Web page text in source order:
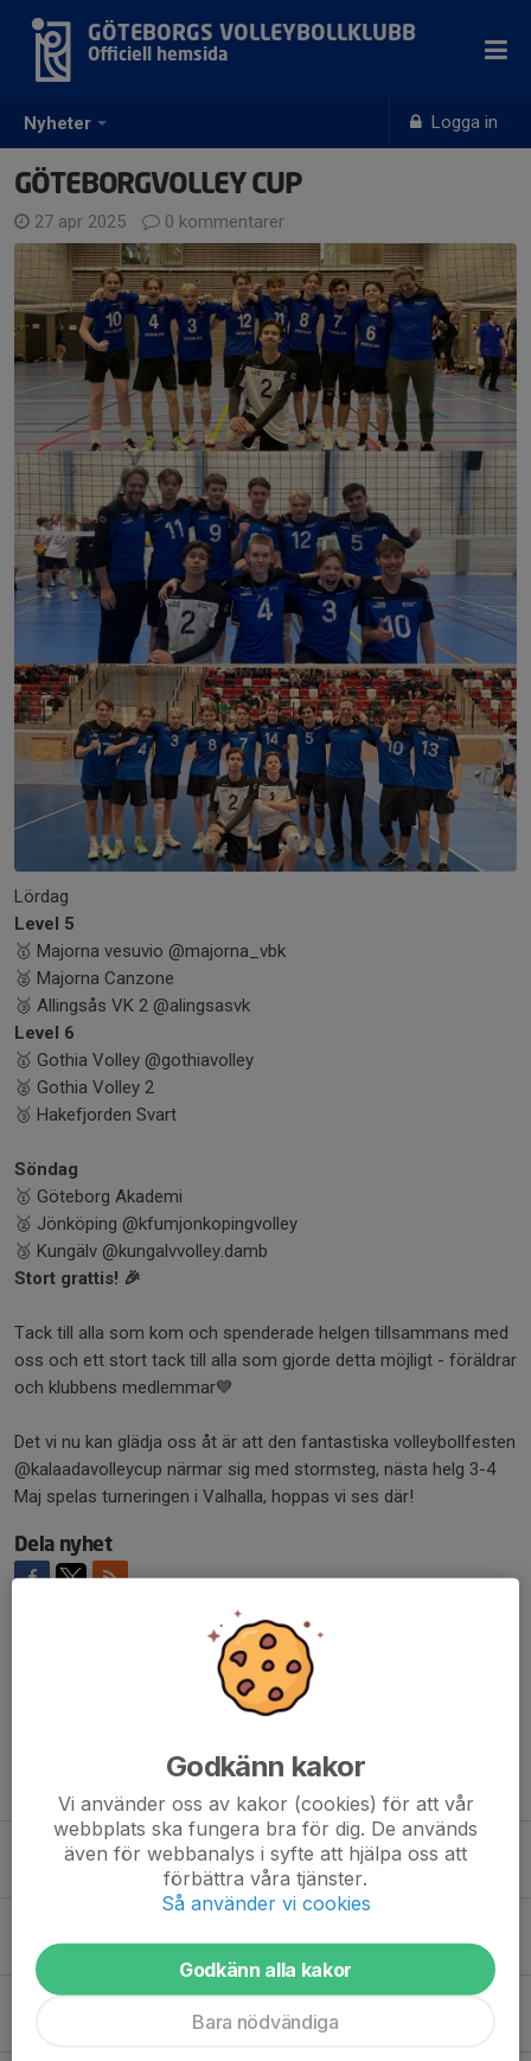
Nyheter Logga in
GÖTEBORGS VOLLEYBOLLKLUBB
Officiell hemsida
GÖTEBORGVOLLEY CUP
27 apr 2025 0 kommentarer
Lördag
Level 5
🥇 Majorna vesuvio @majorna_vbk
🥈 Majorna Canzone
🥉 Allingsås VK 2 @alingsasvk
Level 6
🥇 Gothia Volley @gothiavolley
🥈 Gothia Volley 2
🥉 Hakefjorden Svart
Söndag
🥇 Göteborg Akademi
🥈 Jönköping @kfumjonkopingvolley
🥉 Kungälv @kungalvvolley.damb
Stort grattis! 🎉
Tack till alla som kom och spenderade helgen tillsammans med
oss och ett stort tack till alla som gjorde detta möjligt - föräldrar
och klubbens medlemmar💙
Det vi nu kan glädja oss åt är att den fantastiska volleybollfesten
@kalaadavolleycup närmar sig med stormsteg, nästa helg 3-4
Maj spelas turneringen i Valhalla, hoppas vi ses där!
Dela nyhet
Nu startar vi nya barngrupper på söndagar!
3 aug, 15:33 0
2 jul, 15:55 0
Klubbutvecklare för Göteborg volley
0
Godkänn kakor
Vi använder oss av kakor (cookies) för att vår
webbplats ska fungera bra för dig. De används
även för webbanalys i syfte att hjälpa oss att
förbättra våra tjänster.
Så använder vi cookies
Godkänn alla kakor
Bara nödvändiga